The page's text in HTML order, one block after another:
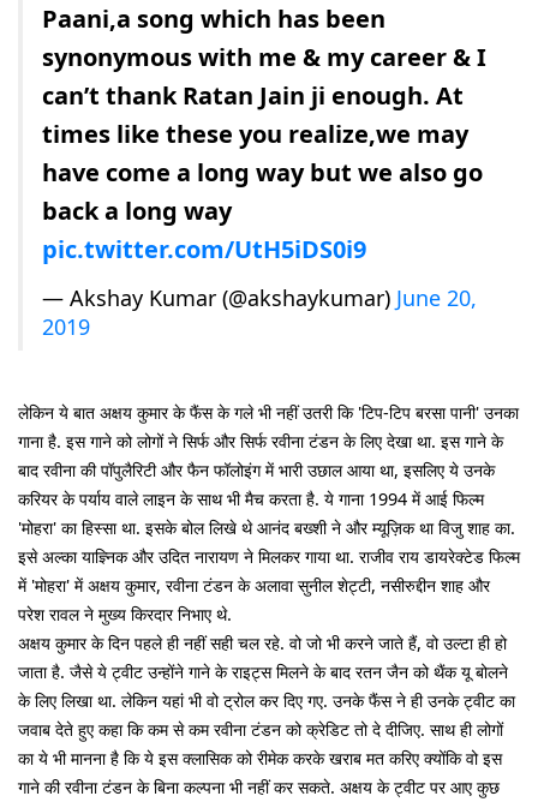
Paani,a song which has been
synonymous with me & my career & I
can’t thank Ratan Jain ji enough. At
times like these you realize,we may
have come a long way but we also go
back a long way
pic.twitter.com/UtH5iDS0i9
— Akshay Kumar (@akshaykumar) June 20,
2019
लेकिन ये बात अक्षय कुमार के फैंस के गले भी नहीं उतरी कि 'टिप-टिप बरसा पानी' उनका
गाना है. इस गाने को लोगों ने सिर्फ और सिर्फ रवीना टंडन के लिए देखा था. इस गाने के
बाद रवीना की पॉपुलैरिटी और फैन फॉलोइंग में भारी उछाल आया था, इसलिए ये उनके
करियर के पर्याय वाले लाइन के साथ भी मैच करता है. ये गाना 1994 में आई फिल्म
'मोहरा' का हिस्सा था. इसके बोल लिखे थे आनंद बख्शी ने और म्यूज़िक था विजु शाह का.
इसे अल्का याज्ञ्निक और उदित नारायण ने मिलकर गाया था. राजीव राय डायरेक्टेड फिल्म
में 'मोहरा' में अक्षय कुमार, रवीना टंडन के अलावा सुनील शेट्टी, नसीरुद्दीन शाह और
परेश रावल ने मुख्य किरदार निभाए थे.
अक्षय कुमार के दिन पहले ही नहीं सही चल रहे. वो जो भी करने जाते हैं, वो उल्टा ही हो
जाता है. जैसे ये ट्वीट उन्होंने गाने के राइट्स मिलने के बाद रतन जैन को थैंक यू बोलने
के लिए लिखा था. लेकिन यहां भी वो ट्रोल कर दिए गए. उनके फैंस ने ही उनके ट्वीट का
जवाब देते हुए कहा कि कम से कम रवीना टंडन को क्रेडिट तो दे दीजिए. साथ ही लोगों
का ये भी मानना है कि ये इस क्लासिक को रीमेक करके खराब मत करिए क्योंकि वो इस
गाने की रवीना टंडन के बिना कल्पना भी नहीं कर सकते. अक्षय के ट्वीट पर आए कुछ